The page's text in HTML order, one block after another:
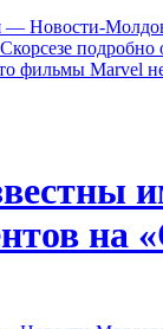
подробно
фильмы Marvel
на